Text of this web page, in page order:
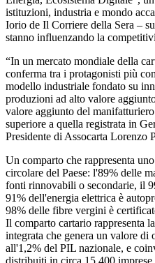
istituzioni, industria e mondo
Iorio de Il Corriere della Sera –
stanno influenzando la
“In un mercato mondiale della
conferma tra i protagonisti più
modello industriale fondato su
produzioni ad alto valore
valore aggiunto del
superiore a quella registrata in
Presidente di Assocarta Lorenzo
Un comparto che rappresenta
circolare del Paese: l'89% delle
fonti rinnovabili o secondarie, il
91% dell'energia elettrica è
98% delle fibre vergini è
Il comparto cartario rappresenta
integrata che genera un valore
all'1,2% del PIL nazionale, e
distribuiti in circa 15.400